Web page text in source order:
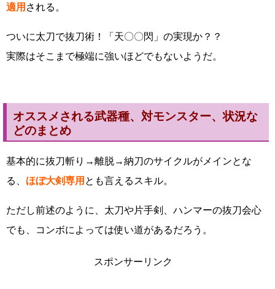
適用 される。
ついに太刀で抜刀術！「天〇〇閃」の実現か？？
実際はそこまで極端に強いほどでもないようだ。
オススメされる武器種、対モンスター、状況な
どのまとめ
基本的に抜刀斬り→離脱→納刀のサイクルがメインとな
る、 ほぼ大剣専用 とも言えるスキル。
ただし前述のように、太刀や片手剣、ハンマーの抜刀会心
でも、コンボによっては使い道があるだろう。
スポンサーリンク